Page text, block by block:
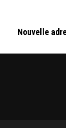
Nouvelle